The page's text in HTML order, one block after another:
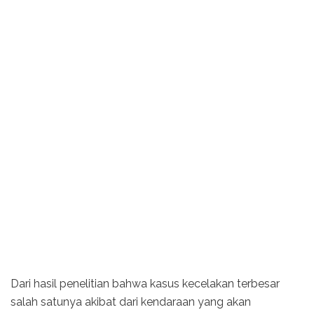
Dari hasil penelitian bahwa kasus kecelakan terbesar
salah satunya akibat dari kendaraan yang akan